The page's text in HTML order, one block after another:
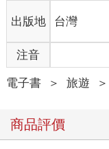
口沒一口地喝。
YAAM Beach、 博物
地點Admiralbrücke、
好放空又不過於荒僻
手啤酒，到郊區或是
的湖泊旁，將啤酒冰
❷ 到小農市集買啤酒：
柏林產的啤酒因小麥
出版地 台灣
注音
電子書 ＞ 旅遊 ＞
商品評價